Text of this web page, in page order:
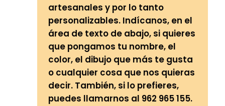
artesanales y por lo tanto
personalizables. Indícanos, en el
área de texto de abajo, si quieres
que pongamos tu nombre, el
color, el dibujo que más te gusta
o cualquier cosa que nos quieras
decir. También, si lo prefieres,
puedes llamarnos al 962 965 155.